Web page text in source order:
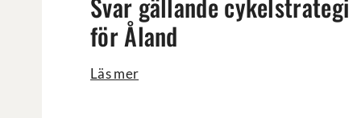
för Åland
Läs mer